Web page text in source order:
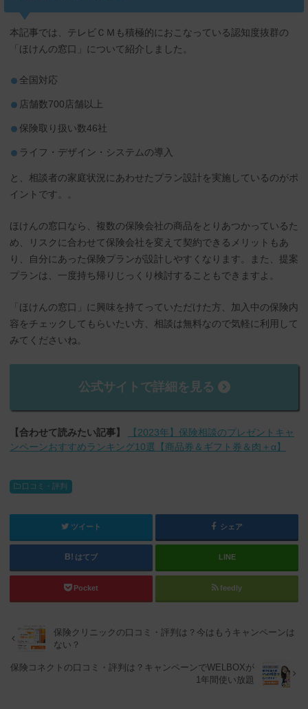
本記事では、テレビＣＭも積極的におこなっている認知度抜群の
「ほけんの窓口」について紹介しました。
全国対応
店舗数700店舗以上
保険取り扱い数46社
ライフ・デザイン・システムの導入
と、相談者の家庭状況にあわせたプラン設計を実施しているのがポ
イントです。。
ほけんの窓口なら、複数の保険会社の商品をとりあつかっているた
め、リスクに合わせて保険会社を変えて契約できるメリットもあ
り、自分にあった保険プランが設計しやすくなります。また、提案
プランは、一度持ち帰りじっくり検討することもできますよ。
「ほけんの窓口」に興味を持てっていただけた方、加入中の保険内
容をチェックしてもらいたい方、相談は無料なので気軽に利用して
みてくださいね。
公式サイトで詳細を見る
【合わせて読みたい記事】
【2023年】保険相談のプレゼントキャ
ンペーンおすすめランキング10選【商品券＆ギフト券＆肉＋α】
口コミ・評判
ツイート シェア
はてブ LINE
Pocket feedly
保険クリニックの口コミ・評判は？今はもうキャンペーンは
ない？
保険コネクトの口コミ・評判は？キャンペーンでWELBOXが
1年間使い放題